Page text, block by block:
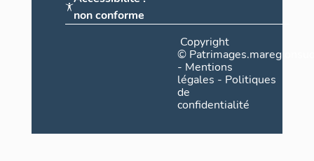
non conforme
Copyright
©
- Mentions
légales - Politiques
de
confidentialité